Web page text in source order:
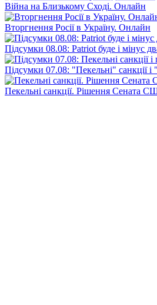
Війна на Близькому Сході. Онлайн
Вторгнення Росії в Україну. Онлайн
Підсумки 08.08: Patriot буде і мінус
Підсумки 07.08: "Пекельні" санкції і
Пекельні санкції. Рішення Сената